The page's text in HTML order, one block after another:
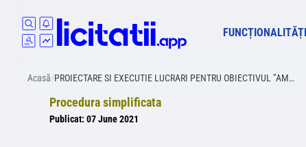
FUNCȚIONALITĂȚI
Acasă/PROIECTARE SI EXECUTIE LUCRARI PENTRU OBIECTIVUL ”AM…
Procedura simplificata
Publicat: 07 June 2021